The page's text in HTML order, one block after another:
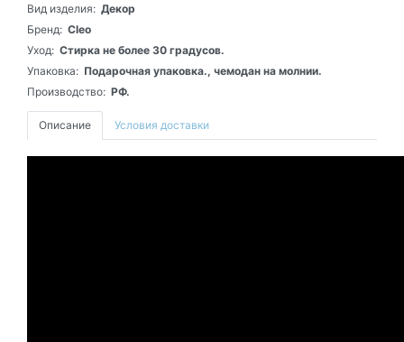
Вид изделия: Декор
Бренд: Cleo
Уход: Стирка не более 30 градусов.
Упаковка: Подарочная упаковка., чемодан на молнии.
Производство: РФ.
Описание Условия доставки